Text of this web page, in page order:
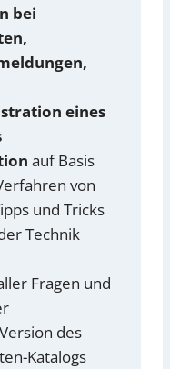
bei
eines
auf Basis
von
und Tricks
Technik
Fragen und
des
Katalogs